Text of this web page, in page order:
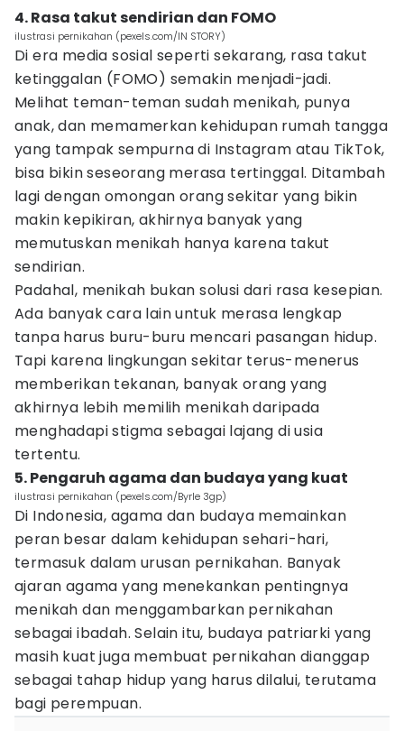
4. Rasa takut sendirian dan FOMO
ilustrasi pernikahan (pexels.com/IN STORY)
Di era media sosial seperti sekarang, rasa takut
ketinggalan (FOMO) semakin menjadi-jadi.
Melihat teman-teman sudah menikah, punya
anak, dan memamerkan kehidupan rumah tangga
yang tampak sempurna di Instagram atau TikTok,
bisa bikin seseorang merasa tertinggal. Ditambah
lagi dengan omongan orang sekitar yang bikin
makin kepikiran, akhirnya banyak yang
memutuskan menikah hanya karena takut
sendirian.
Padahal, menikah bukan solusi dari rasa kesepian.
Ada banyak cara lain untuk merasa lengkap
tanpa harus buru-buru mencari pasangan hidup.
Tapi karena lingkungan sekitar terus-menerus
memberikan tekanan, banyak orang yang
akhirnya lebih memilih menikah daripada
menghadapi stigma sebagai lajang di usia
tertentu.
5. Pengaruh agama dan budaya yang kuat
ilustrasi pernikahan (pexels.com/Byrle 3gp)
Di Indonesia, agama dan budaya memainkan
peran besar dalam kehidupan sehari-hari,
termasuk dalam urusan pernikahan. Banyak
ajaran agama yang menekankan pentingnya
menikah dan menggambarkan pernikahan
sebagai ibadah. Selain itu, budaya patriarki yang
masih kuat juga membuat pernikahan dianggap
sebagai tahap hidup yang harus dilalui, terutama
bagi perempuan.